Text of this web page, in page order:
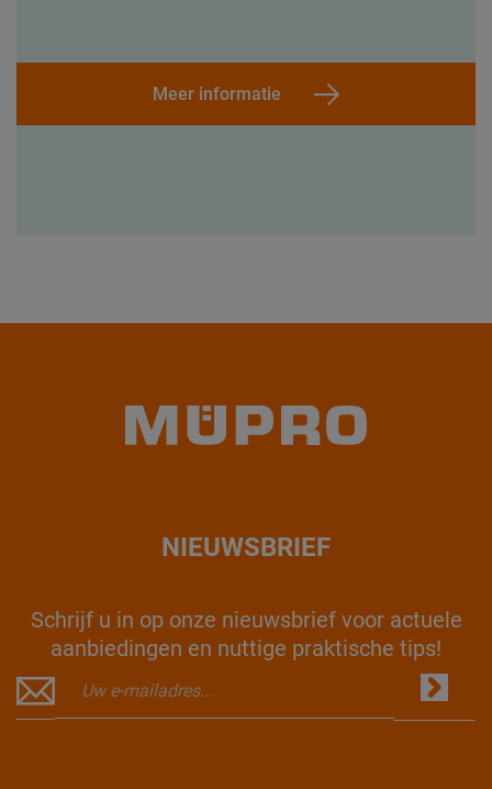
Meer informatie
NIEUWSBRIEF
Schrijf u in op onze nieuwsbrief voor actuele
aanbiedingen en nuttige praktische tips!